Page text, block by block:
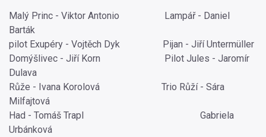
Malý Princ - Viktor Antonio Lampář - Daniel
Barták
pilot Exupéry - Vojtěch Dyk Pijan - Jiří Untermüller
Domýšlivec - Jiří Korn Pilot Jules - Jaromír
Dulava
Růže - Ivana Korolová Trio Růží - Sára
Milfajtová
Had - Tomáš Trapl Gabriela
Urbánková